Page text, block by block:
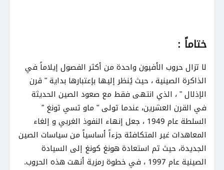
ختاماً :
لا تزال حروب الأفيون واحدة من أكثر الفصول إيلاماً في
الذاكرة الصينية ، حيث يُنظر إليها بإعتبارها بداية " قرن
الإذلال " ، الذي انتهى فقط مع صعود الصين الحديثة
في القرن العشرين، عندما تولى " ماو تسي تونغ "
السلطة عام 1949 ، جعل إنهاء النفوذ الغربي و إلغاء
المعاهدات غير المتكافئة جزءاً أساسياً من سياسات الصين
الجديدة، حيث تم استعادة هونغ كونغ إلى السيادة
الصينية عام 1997 ، في خطوة رمزية أنهت هذه الحروب.